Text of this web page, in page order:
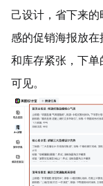
己设计，省下来
感的促销海报放
和库存紧张，下
可见。